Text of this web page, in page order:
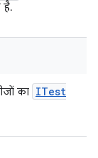
है.
का ITest